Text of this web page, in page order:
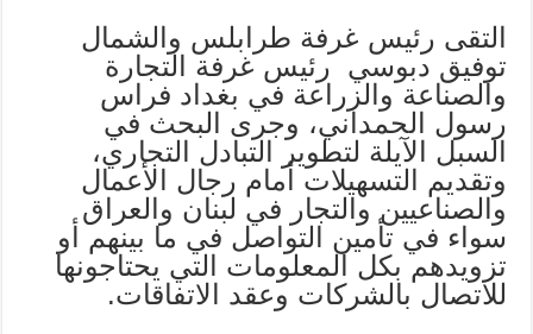
التقى رئيس غرفة طرابلس والشمال
توفيق دبوسي رئيس غرفة التجارة
والصناعة والزراعة في بغداد فراس
رسول الحمداني، وجرى البحث في
السبل الآيلة لتطوير التبادل التجاري،
وتقديم التسهيلات أمام رجال الأعمال
والصناعيين والتجار في لبنان والعراق
سواء في تأمين التواصل في ما بينهم أو
تزويدهم بكل المعلومات التي يحتاجونها
للاتصال بالشركات وعقد الاتفاقات.